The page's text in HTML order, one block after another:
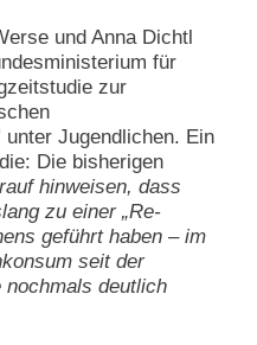
und Anna Dichtl
für
zur
unter Jugendlichen. Ein
Die bisherigen
hinweisen, dass
zu einer „Re-
geführt haben – im
seit der
nochmals deutlich